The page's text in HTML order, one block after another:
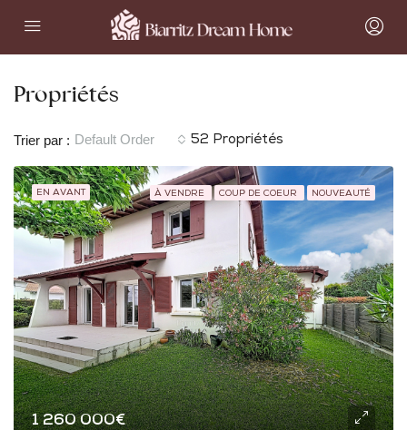
Propriétés
52 Propriétés
Trier par : Default Order
EN AVANT À VENDRE COUP DE COEUR NOUVEAUTÉ
1 260 000€